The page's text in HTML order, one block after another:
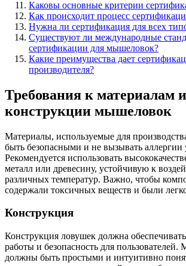
Каковы основные критерии
Как происходит процесс
Нужна ли сертификация для всех
Существуют ли международные
сертификации для мышеловок?
Какие преимущества дает
производителя?
Требования к материалам и
конструкции мышеловок
Материалы, используемые для
быть безопасными и не вызывать
Рекомендуется использовать
металл или древесину, устойчивую к
различных температур. Важно, чтобы
содержали токсичных веществ и были
Конструкция
Конструкция ловушек должна
работы и безопасность для
должны быть простыми и интуитивно